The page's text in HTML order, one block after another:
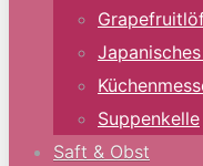
Suppenkelle
Saft & Obst